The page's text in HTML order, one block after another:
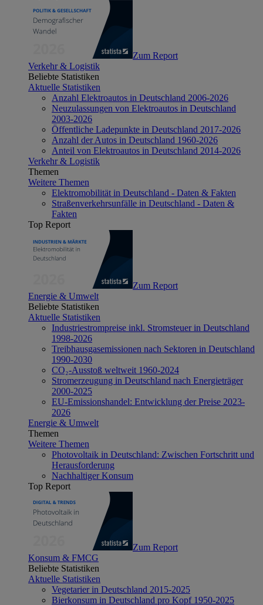
Zum Report
Verkehr & Logistik
Beliebte Statistiken
Aktuelle Statistiken
Anzahl Elektroautos in Deutschland 2006-2026
Neuzulassungen von Elektroautos in Deutschland
2003-2026
Öffentliche Ladepunkte in Deutschland 2017-2026
Anzahl der Autos in Deutschland 1960-2026
Anteil von Elektroautos in Deutschland 2014-2026
Verkehr & Logistik
Themen
Weitere Themen
Elektromobilität in Deutschland - Daten & Fakten
Straßenverkehrsunfälle in Deutschland - Daten &
Fakten
Top Report
Zum Report
Energie & Umwelt
Beliebte Statistiken
Aktuelle Statistiken
Industriestrompreise inkl. Stromsteuer in Deutschland
1998-2026
Treibhausgasemissionen nach Sektoren in Deutschland
1990-2030
CO₂-Ausstoß weltweit 1960-2024
Stromerzeugung in Deutschland nach Energieträger
2000-2025
EU-Emissionshandel: Entwicklung der Preise 2023-
2026
Energie & Umwelt
Themen
Weitere Themen
Photovoltaik in Deutschland: Zwischen Fortschritt und
Herausforderung
Nachhaltiger Konsum
Top Report
Zum Report
Konsum & FMCG
Beliebte Statistiken
Aktuelle Statistiken
Vegetarier in Deutschland 2015-2025
Bierkonsum in Deutschland pro Kopf 1950-2025